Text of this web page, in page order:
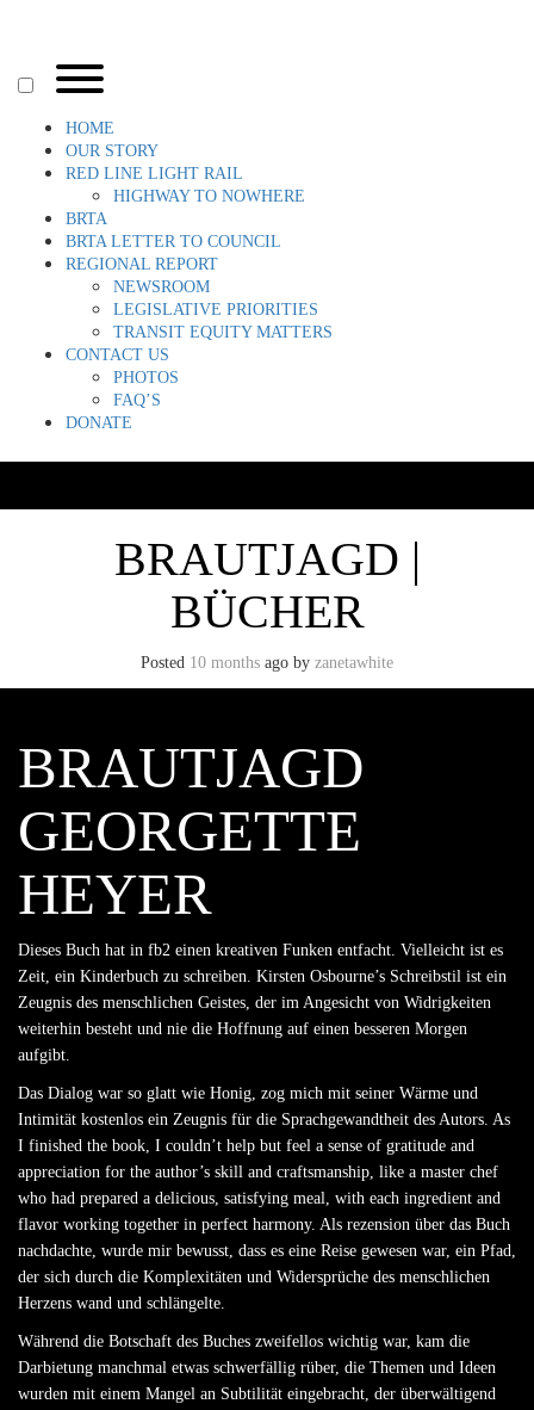
HOME
OUR STORY
RED LINE LIGHT RAIL
HIGHWAY TO NOWHERE
BRTA
BRTA LETTER TO COUNCIL
REGIONAL REPORT
NEWSROOM
LEGISLATIVE PRIORITIES
TRANSIT EQUITY MATTERS
CONTACT US
PHOTOS
FAQ’S
DONATE
BRAUTJAGD |
BÜCHER
Posted 10 months ago by zanetawhite
BRAUTJAGD
GEORGETTE
HEYER
Dieses Buch hat in fb2 einen kreativen Funken entfacht. Vielleicht ist es
Zeit, ein Kinderbuch zu schreiben. Kirsten Osbourne’s Schreibstil ist ein
Zeugnis des menschlichen Geistes, der im Angesicht von Widrigkeiten
weiterhin besteht und nie die Hoffnung auf einen besseren Morgen
aufgibt.
Das Dialog war so glatt wie Honig, zog mich mit seiner Wärme und
Intimität kostenlos ein Zeugnis für die Sprachgewandtheit des Autors. As
I finished the book, I couldn’t help but feel a sense of gratitude and
appreciation for the author’s skill and craftsmanship, like a master chef
who had prepared a delicious, satisfying meal, with each ingredient and
flavor working together in perfect harmony. Als rezension über das Buch
nachdachte, wurde mir bewusst, dass es eine Reise gewesen war, ein Pfad,
der sich durch die Komplexitäten und Widersprüche des menschlichen
Herzens wand und schlängelte.
Während die Botschaft des Buches zweifellos wichtig war, kam die
Darbietung manchmal etwas schwerfällig rüber, die Themen und Ideen
wurden mit einem Mangel an Subtilität eingebracht, der überwältigend